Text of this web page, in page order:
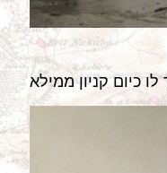
כיום קניון ממילא